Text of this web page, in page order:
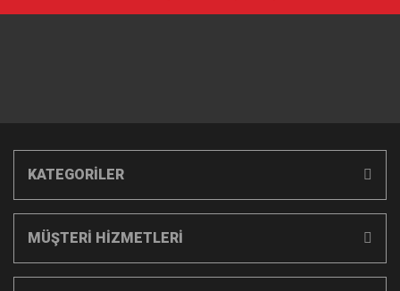
KATEGORİLER
MÜŞTERİ HİZMETLERİ